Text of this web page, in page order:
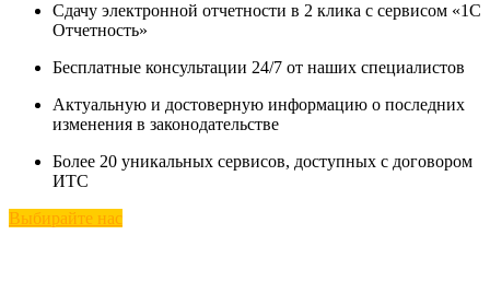
Сдачу электронной отчетности в 2 клика с сервисом «1С
Отчетность»
Бесплатные консультации 24/7 от наших специалистов
Актуальную и достоверную информацию о последних
изменения в законодательстве
Более 20 уникальных сервисов, доступных с договором
ИТС
Выбирайте нас